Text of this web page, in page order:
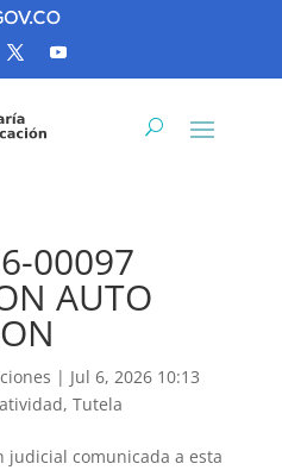
00097
AUTO
| Jul 6, 2026 10:13
, Tutela
judicial comunicada a esta